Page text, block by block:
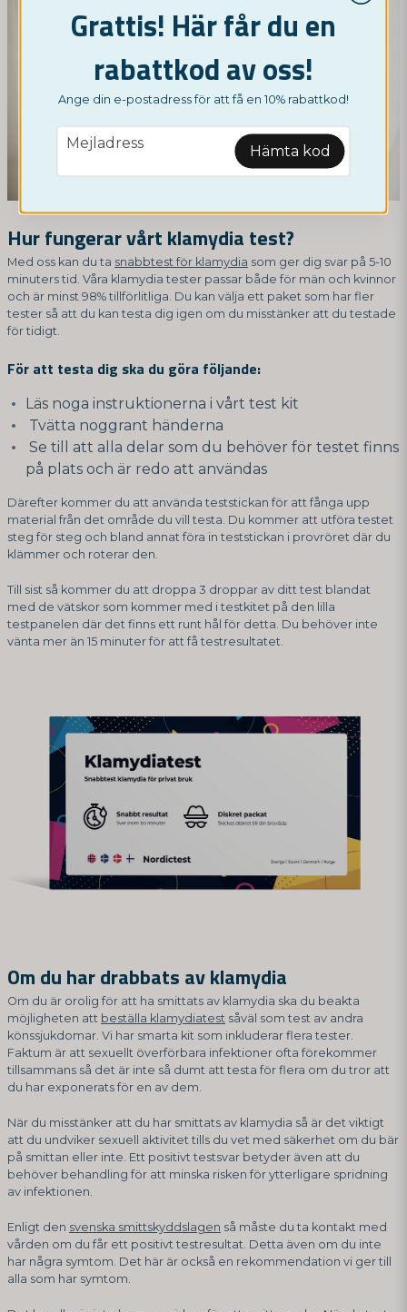
Hur fungerar vårt klamydia test?
Med oss kan du ta snabbtest för klamydia som ger dig svar på 5-10
minuters tid. Våra klamydia tester passar både för män och kvinnor
och är minst 98% tillförlitliga. Du kan välja ett paket som har fler
tester så att du kan testa dig igen om du misstänker att du testade
för tidigt.
För att testa dig ska du göra följande:
Läs noga instruktionerna i vårt test kit
Tvätta noggrant händerna
Se till att alla delar som du behöver för testet finns
på plats och är redo att användas
Därefter kommer du att använda teststickan för att fånga upp
material från det område du vill testa. Du kommer att utföra testet
steg för steg och bland annat föra in teststickan i provröret där du
klämmer och roterar den.
Till sist så kommer du att droppa 3 droppar av ditt test blandat
med de vätskor som kommer med i testkitet på den lilla
testpanelen där det finns ett runt hål för detta. Du behöver inte
vänta mer än 15 minuter för att få testresultatet.
Om du har drabbats av klamydia
Om du är orolig för att ha smittats av klamydia ska du beakta
möjligheten att beställa klamydiatest såväl som test av andra
könssjukdomar. Vi har smarta kit som inkluderar flera tester.
Faktum är att sexuellt överförbara infektioner ofta förekommer
tillsammans så det är inte så dumt att testa för flera om du tror att
du har exponerats för en av dem.
När du misstänker att du har smittats av klamydia så är det viktigt
att du undviker sexuell aktivitet tills du vet med säkerhet om du bär
på smittan eller inte. Ett positivt testsvar betyder även att du
behöver behandling för att minska risken för ytterligare spridning
av infektionen.
Enligt den svenska smittskyddslagen så måste du ta kontakt med
vården om du får ett positivt testresultat. Detta även om du inte
har några symtom. Det här är också en rekommendation vi ger till
alla som har symtom.
Grattis! Här får du en
rabattkod av oss!
Ange din e-postadress för att få en 10% rabattkod!
email
Mejladress Hämta kod